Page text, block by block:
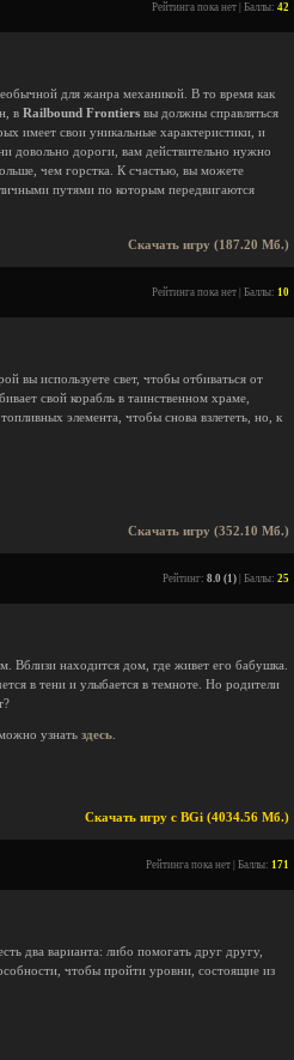
Рейтинга пока нет | Баллы: 42
для жанра механикой. В то время как
в Railbound Frontiers вы должны справляться
имеет свои уникальные характеристики, и
довольно дороги, вам действительно нужно
чем горстка. К счастью, вы можете
путями по которым передвигаются
Скачать игру (187.20 Мб.)
Рейтинга пока нет | Баллы: 10
вы используете свет, чтобы отбиваться от
свой корабль в таинственном храме,
элемента, чтобы снова взлететь, но, к
Скачать игру (352.10 Мб.)
Рейтинг: 8.0 (1) | Баллы: 25
Вблизи находится дом, где живет его бабушка.
в тени и улыбается в темноте. Но родители
узнать здесь
Скачать игру с BGi (4034.56 Мб.)
Рейтинга пока нет | Баллы: 171
два варианта: либо помогать друг другу,
чтобы пройти уровни, состоящие из